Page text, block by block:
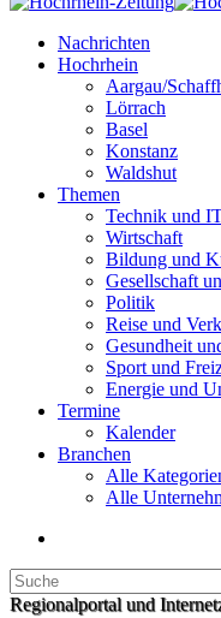
Nachrichten
Hochrhein
Aargau/
Lörrach
Basel
Konstanz
Waldshut
Themen
Technik und
Wirtschaft
Bildung und
Gesellschaft
Politik
Reise und
Gesundheit
Sport und
Energie und
Termine
Kalender
Branchen
Alle
Alle
Regionalportal und